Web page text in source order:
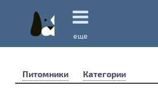
еще
Питомники Категории